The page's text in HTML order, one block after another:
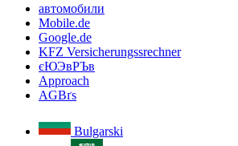
автомобили
Mobile.de
Google.de
KFZ Versicherungssrechner
єЮЭвРЪв
Approach
AGBґs
Bulgarski